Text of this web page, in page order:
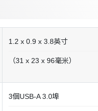
1.2 x 0.9 x 3.8英寸
（31 x 23 x 96毫米）
3個USB-A 3.0埠